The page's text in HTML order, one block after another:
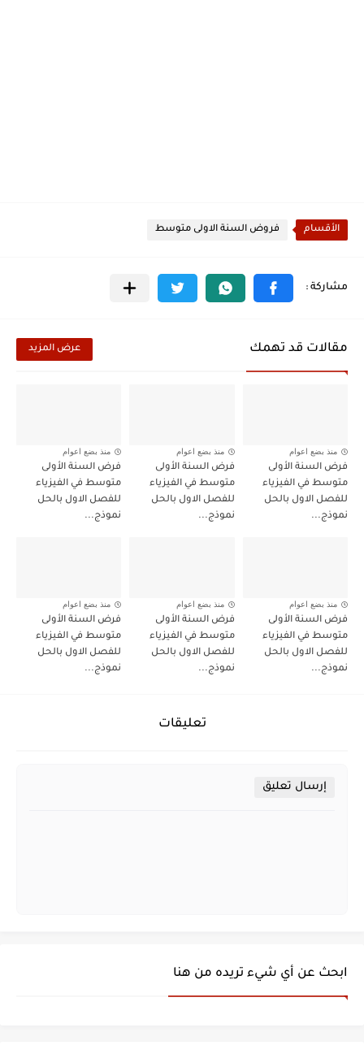
الأقسام فروض السنة الاولى متوسط
مقالات قد تهمك عرض المزيد
منذ بضع اعوام
فرض السنة الأولى
متوسط في الفيزياء
للفصل الاول بالحل
نموذج...
منذ بضع اعوام
فرض السنة الأولى
متوسط في الفيزياء
للفصل الاول بالحل
نموذج...
منذ بضع اعوام
فرض السنة الأولى
متوسط في الفيزياء
للفصل الاول بالحل
نموذج...
منذ بضع اعوام
فرض السنة الأولى
متوسط في الفيزياء
للفصل الاول بالحل
نموذج...
منذ بضع اعوام
فرض السنة الأولى
متوسط في الفيزياء
للفصل الاول بالحل
نموذج...
منذ بضع اعوام
فرض السنة الأولى
متوسط في الفيزياء
للفصل الاول بالحل
نموذج...
تعليقات
إرسال تعليق
ابحث عن أي شيء تريده من هنا